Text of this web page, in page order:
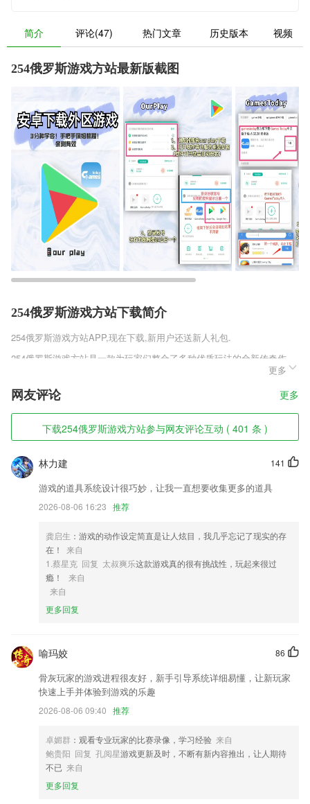
简介 评论(47) 热门文章 历史版本 视频
254俄罗斯游戏方站最新版截图
254俄罗斯游戏方站下载简介
254俄罗斯游戏方站APP,现在下载,新用户还送新人礼包.
254俄罗斯游戏方站是一款为玩家们整合了多种优质玩法的全新传奇作
品，这款作品为玩家们构建了一个全新的传奇世界，能够让玩家们轻松享
受战斗的乐趣，为你打造出与众不同的视听震撼，海量豪礼上线就送，多
种特权挂机就有，让玩家们轻松制霸全服!
254俄罗斯游戏方站软件特色
1,专项练习时,系统实时测评您对每个知识点的掌握程度,并智能的给您推
荐薄弱知识点的题目进行练习,以提高您的学习效率
2,修复已知bug。
3,分类榜单，你爱看的，这里都有，告别书荒不再难。
5,实用线上线下活动案例
6,主页:扫码入库、扫码出库、查看今日入库、查看本月入库、查看今日
出库、查看本月出库、查看可用积分、查看可用奖励、订货门户、闪订、
轮胎保、条码查询促销活动;
254俄罗斯游戏方站软件优势
2.农业新技术新产品展示、田间学校宣介、农业企业典型案例宣传和学员
风采展示;
3.过关宝箱，可以查看诸多的考试资讯信息和考试技巧；
4.拥有专家授课的模式，可以学习更多健康医疗方面的知识。
5.里面所有课程均邀请专业教师授课，培养孩子的想象力和创造力。
6.有一个互相监督，一起进步的学习道友是种什么样的体验？
254俄罗斯游戏方站更新了什么?
更多
网友评论 更多
下载254俄罗斯游戏方站参与网友评论互动 ( 401 条 )
141
林力建
游戏的道具系统设计很巧妙，让我一直想要收集更多的道具
2026-08-06 16:23 推荐
龚启生 ：游戏的动作设定简直是让人炫目，我几乎忘记了现实的存
在！
来自
1.蔡星克 回复 太叔爽乐这款游戏真的很有挑战性，玩起来很过
瘾！
来自
来自
更多回复
86
喻玛姣
骨灰玩家的游戏进程很友好，新手引导系统详细易懂，让新玩家
快速上手并体验到游戏的乐趣
2026-08-06 09:40 推荐
卓媚群 ：观看专业玩家的比赛录像，学习经验 来自
鲍贵阳 回复 孔阅星游戏更新及时，不断有新内容推出，让人期待
不已 来自
更多回复